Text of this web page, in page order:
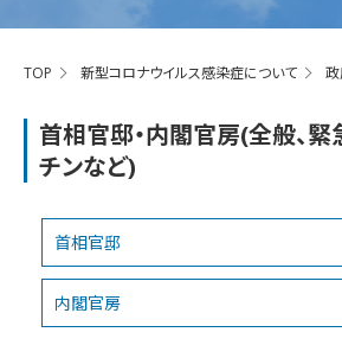
TOP 新型コロナウイルス感染症について
首相官邸・内閣官房(全般、緊
チンなど)
首相官邸
内閣官房